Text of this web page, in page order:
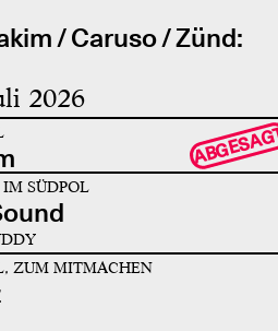
/ Caruso / Zünd:
2026
SÜDPOL
ZUM MITMACHEN